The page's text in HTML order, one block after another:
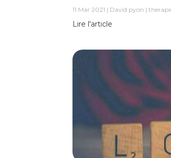
11 Mar 2021 David pyon
Lire l'article